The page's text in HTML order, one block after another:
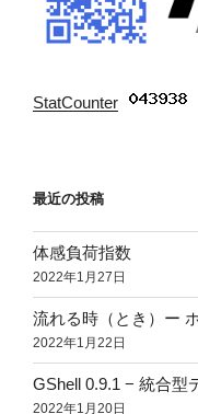
StatCounter
最近の投稿
体感負荷指数
2022年1月27日
流れる時（とき）ー
2022年1月22日
GShell 0.9.1 − 統合型
2022年1月20日